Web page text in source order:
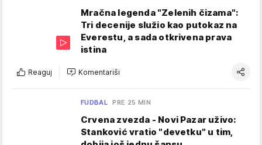
Mračna legenda "Zelenih čizama":
Tri decenije služio kao putokaz na
Everestu, a sada otkrivena prava
istina
Reaguj Komentariši
FUDBAL PRE 25 MIN
Crvena zvezda - Novi Pazar uživo:
Stanković vratio "devetku" u tim,